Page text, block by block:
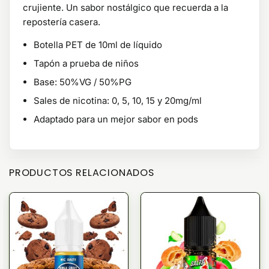
crujiente. Un sabor nostálgico que recuerda a la
repostería casera.
Botella PET de 10ml de líquido
Tapón a prueba de niños
Base: 50%VG / 50%PG
Sales de nicotina: 0, 5, 10, 15 y 20mg/ml
Adaptado para un mejor sabor en pods
PRODUCTOS RELACIONADOS